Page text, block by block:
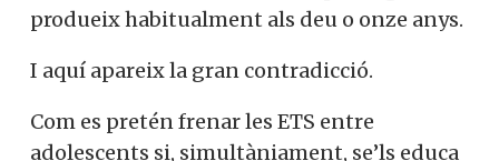
produeix habitualment als deu o onze anys.
I aquí apareix la gran contradicció.
Com es pretén frenar les ETS entre
adolescents si, simultàniament, se’ls educa